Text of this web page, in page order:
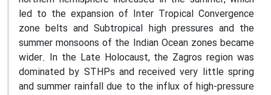
led to the expansion of Inter Tropical Convergence
zone belts and Subtropical high pressures and the
summer monsoons of the Indian Ocean zones became
wider. In the Late Holocaust, the Zagros region was
dominated by STHPs and received very little spring
and summer rainfall due to the influx of high-pressure